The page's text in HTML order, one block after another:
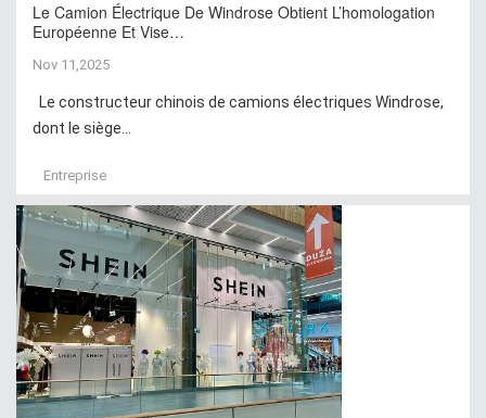
Le Camion Électrique De Windrose Obtient L’homologation
Européenne Et Vise…
Nov 11,2025
Le constructeur chinois de camions électriques Windrose,
dont le siège...
Entreprise